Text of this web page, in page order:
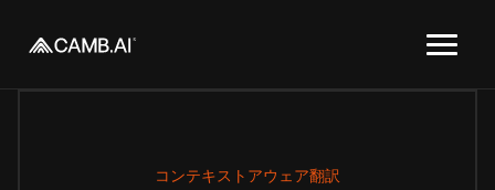
コンテキストアウェア翻訳